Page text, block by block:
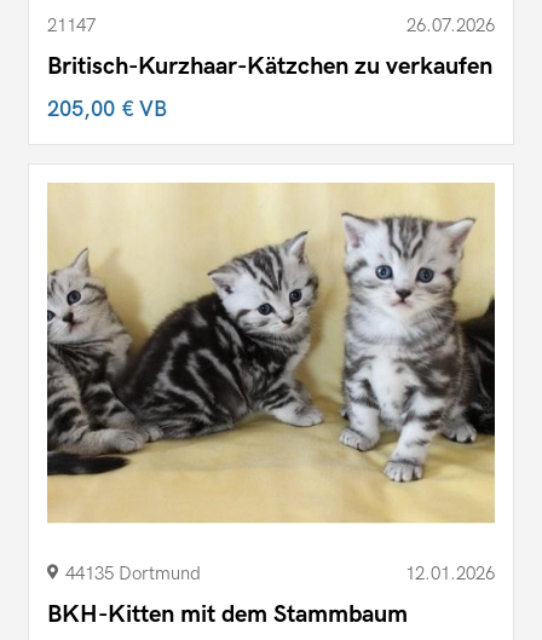
21147 26.07.2026
Britisch-Kurzhaar-Kätzchen zu verkaufen
205,00 €VB
44135 Dortmund 12.01.2026
BKH-Kitten mit dem Stammbaum